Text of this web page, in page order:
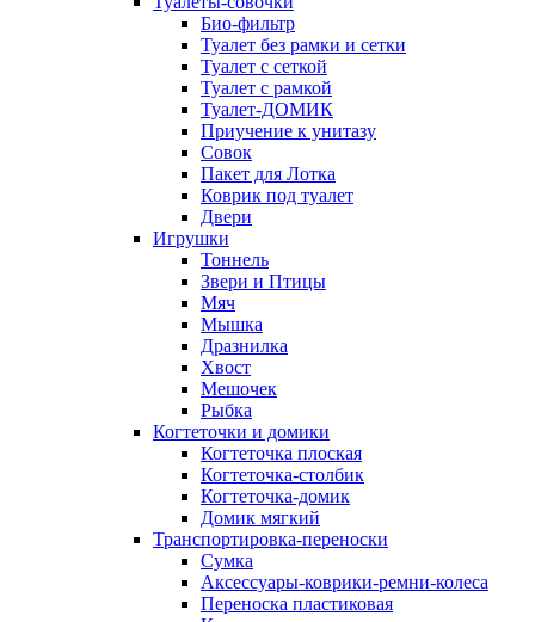
Био-фильтр
Туалет без рамки и сетки
Туалет с сеткой
Туалет с рамкой
Туалет-ДОМИК
Приучение к унитазу
Совок
Пакет для Лотка
Коврик под туалет
Двери
Игрушки
Тоннель
Звери и Птицы
Мяч
Мышка
Дразнилка
Хвост
Мешочек
Рыбка
Когтеточки и домики
Когтеточка плоская
Когтеточка-столбик
Когтеточка-домик
Домик мягкий
Транспортировка-переноски
Сумка
Аксессуары-коврики-ремни-колеса
Переноска пластиковая